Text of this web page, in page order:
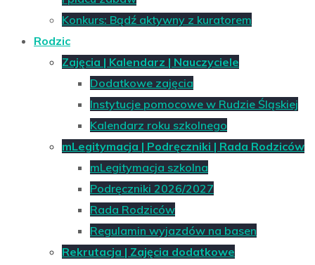
Konkurs: Bądź aktywny z kuratorem
Rodzic
Zajęcia | Kalendarz | Nauczyciele
Dodatkowe zajęcia
Instytucje pomocowe w Rudzie Śląskiej
Kalendarz roku szkolnego
mLegitymacja | Podręczniki | Rada Rodziców
mLegitymacja szkolna
Podręczniki 2026/2027
Rada Rodziców
Regulamin wyjazdów na basen
Rekrutacja | Zajęcia dodatkowe